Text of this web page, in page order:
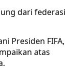
dari federasi
Presiden FIFA,
atas